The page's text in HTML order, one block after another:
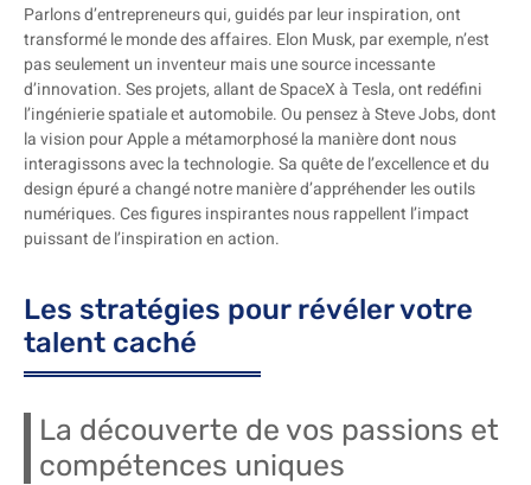
Parlons d’entrepreneurs qui, guidés par leur inspiration, ont
transformé le monde des affaires. Elon Musk, par exemple, n’est
pas seulement un inventeur mais une source incessante
d’innovation. Ses projets, allant de SpaceX à Tesla, ont redéfini
l’ingénierie spatiale et automobile. Ou pensez à Steve Jobs, dont
la vision pour Apple a métamorphosé la manière dont nous
interagissons avec la technologie. Sa quête de l’excellence et du
design épuré a changé notre manière d’appréhender les outils
numériques. Ces figures inspirantes nous rappellent l’impact
puissant de l’inspiration en action.
Les stratégies pour révéler votre
talent caché
La découverte de vos passions et
compétences uniques